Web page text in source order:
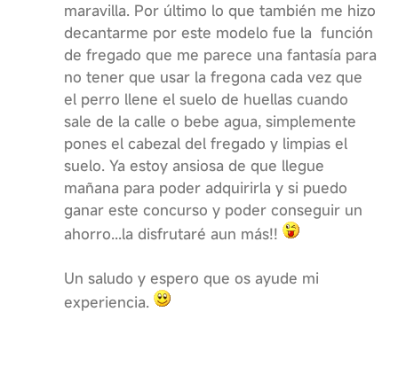
maravilla. Por último lo que también me hizo
decantarme por este modelo fue la función
de fregado que me parece una fantasía para
no tener que usar la fregona cada vez que
el perro llene el suelo de huellas cuando
sale de la calle o bebe agua, simplemente
pones el cabezal del fregado y limpias el
suelo. Ya estoy ansiosa de que llegue
mañana para poder adquirirla y si puedo
ganar este concurso y poder conseguir un
ahorro...la disfrutaré aun más!!
Un saludo y espero que os ayude mi
experiencia.